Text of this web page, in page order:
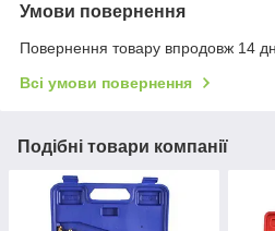
Умови повернення
Повернення товару впродовж 14
Всі умови повернення
Подібні товари компанії